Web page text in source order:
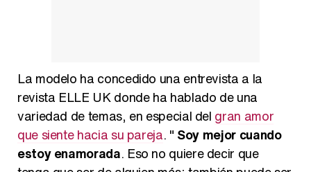
Magdalena de Suecia responde a las críticas y explica por qué le han permitido lanzar su propio negocio
La modelo ha concedido una entrevista a la
revista ELLE UK donde ha hablado de una
variedad de temas, en especial del gran amor
que siente hacia su pareja. " Soy mejor cuando
estoy enamorada. Eso no quiere decir que